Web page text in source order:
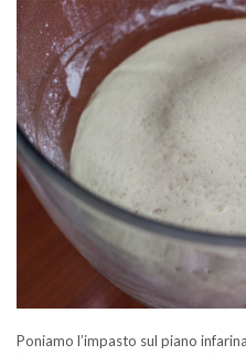
Poniamo l’impasto sul piano